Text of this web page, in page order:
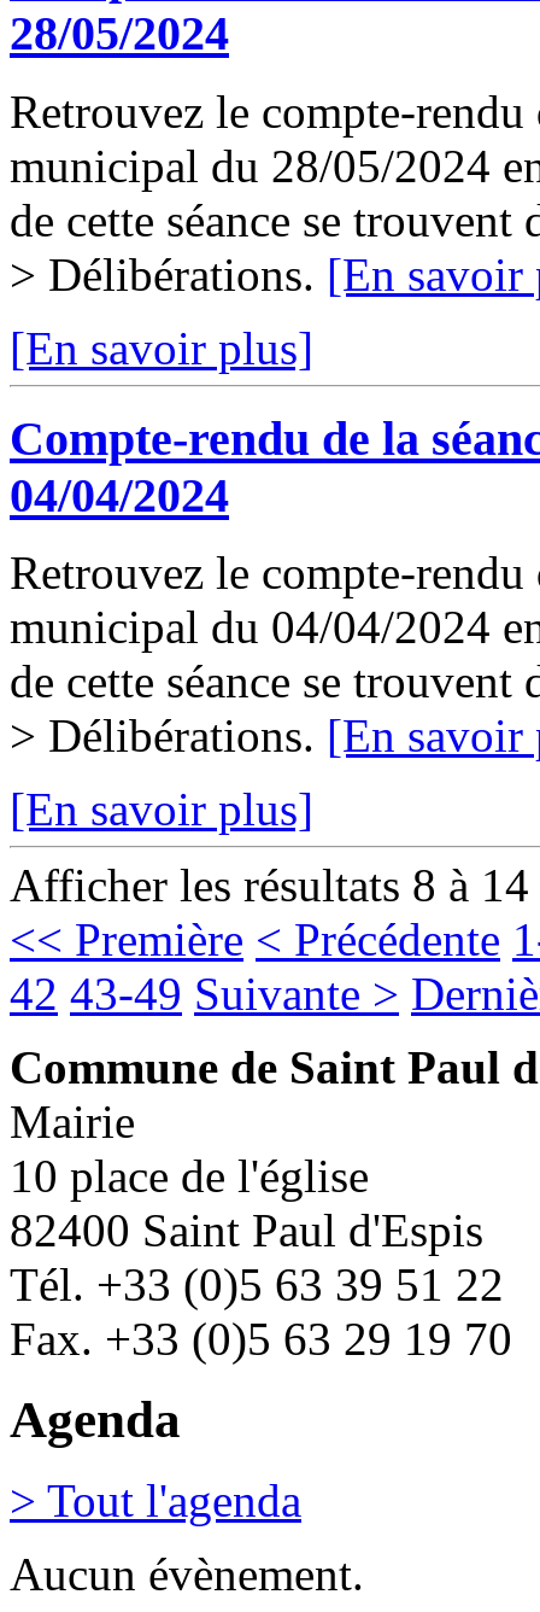
28/05/2024
Retrouvez le compte-rendu
municipal du 28/05/2024
de cette séance se
> Délibérations. [En savoir
[En savoir plus]
Compte-rendu de la
04/04/2024
Retrouvez le compte-rendu
municipal du 04/04/2024
de cette séance se
> Délibérations. [En savoir
[En savoir plus]
Afficher les résultats 8 à
<< Première < Précédente
42 43-49 Suivante >
Commune de Saint Paul
Mairie
10 place de l'église
82400 Saint Paul d'Espis
Tél. +33 (0)5 63 39 51 22
Fax. +33 (0)5 63 29 19 70
Agenda
> Tout l'agenda
Aucun évènement.